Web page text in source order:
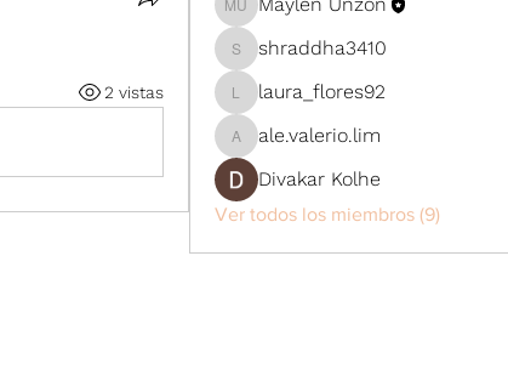
2 vistas
Maylen Unzon
shraddha3410
shraddha3410
laura_flores92
laura_flores92
ale.valerio.lim
ale.valerio.lim
Divakar Kolhe
Ver todos los miembros (9)